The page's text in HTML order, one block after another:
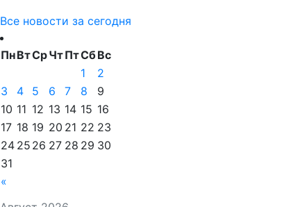
Все новости за сегодня
ПнВтСрЧтПтСбВс
«
1
2
3
4 5 6 7 8
9
10 11 12 13 14 15 16
17 18 19 20 21 22 23
24 25 26 27 28 29 30
31